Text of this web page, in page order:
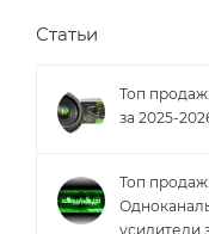
Статьи
Топ продаж
за 2025-
Топ продаж!
усилители